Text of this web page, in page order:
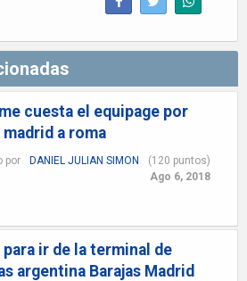
cuesta el equipage por
a roma
por DANIEL JULIAN SIMON (120 puntos)
Ago 6, 2018
ir de la terminal de
argentina Barajas Madrid